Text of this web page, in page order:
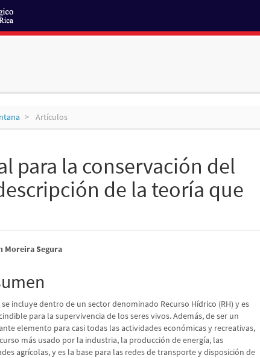
Artículos
para la conservación del
de la teoría que
Moreira Segura
se incluye dentro de un sector denominado Recurso Hídrico (RH) y es
para la supervivencia de los seres vivos. Además, de ser un
elemento para casi todas las actividades económicas y recreativas,
más usado por la industria, la producción de energía, las
agrícolas, y es la base para las redes de transporte y disposición de